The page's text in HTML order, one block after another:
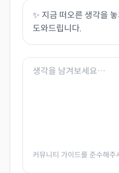
✨ 지금 떠오른 생각을
도와드립니다.
커뮤니티 가이드를 준수해주